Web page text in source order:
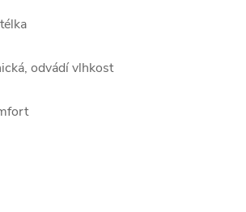
odvádí vlhkost